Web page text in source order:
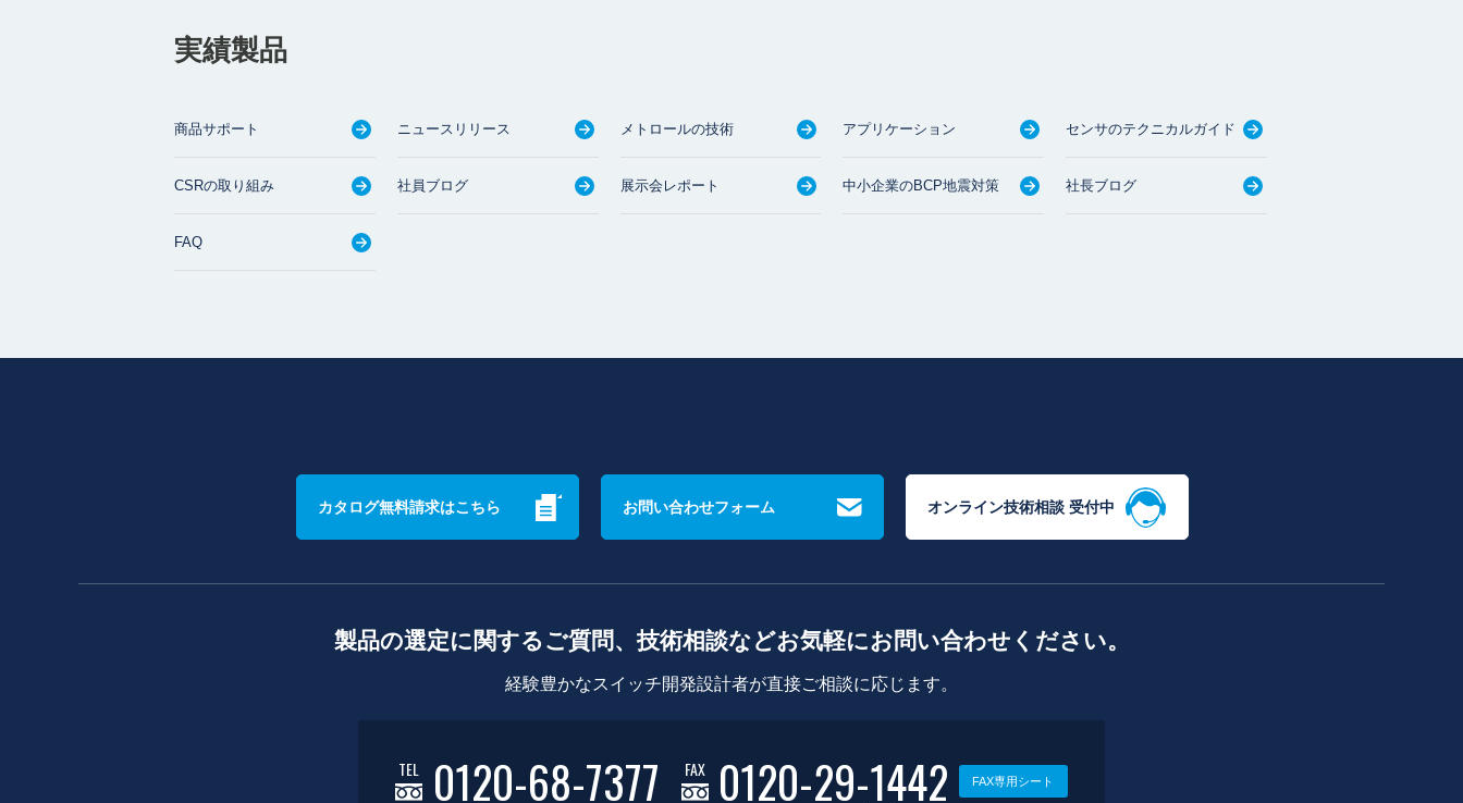
実績製品
商品サポート ニュースリリース メトロールの技術 アプリケーション センサのテクニカルガイド
CSRの取り組み 社員ブログ 展示会レポート 中小企業のBCP地震対策 社長ブログ
FAQ
カタログ無料請求はこちら お問い合わせフォーム オンライン技術相談 受付中
製品の選定に関するご質問、技術相談などお気軽にお問い合わせください。
経験豊かなスイッチ開発設計者が直接ご相談に応じます。
TEL 0120-68-7377 FAX 0120-29-1442 FAX専用シート